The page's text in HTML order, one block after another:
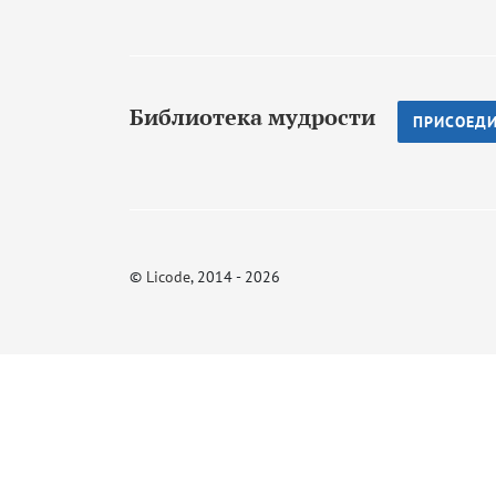
Библиотека мудрости
© Licode, 2014 - 2026